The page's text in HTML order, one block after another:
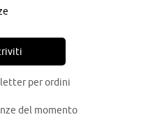
per ordini
del momento